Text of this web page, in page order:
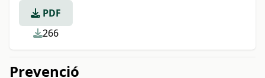
PDF
266
Prevenció